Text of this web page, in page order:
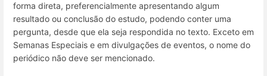
forma direta, preferencialmente apresentando algum
resultado ou conclusão do estudo, podendo conter uma
pergunta, desde que ela seja respondida no texto. Exceto em
Semanas Especiais e em divulgações de eventos, o nome do
periódico não deve ser mencionado.